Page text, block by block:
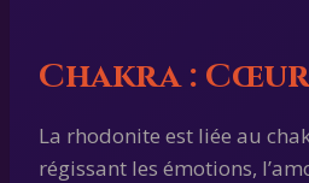
Chakra : Cœur
La rhodonite est liée au
régissant les émotions,